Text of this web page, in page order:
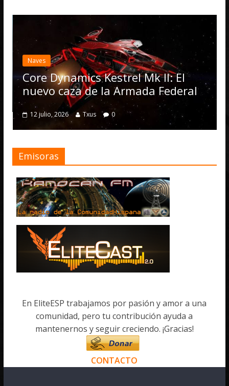
Naves
Core Dynamics Kestrel Mk II: El
nuevo caza de la Armada Federal
12 julio, 2026 Txus 0
Emisoras
En EliteESP trabajamos por pasión y amor a una
comunidad, pero tu contribución ayuda a
mantenernos y seguir creciendo. ¡Gracias!
CONTACTO